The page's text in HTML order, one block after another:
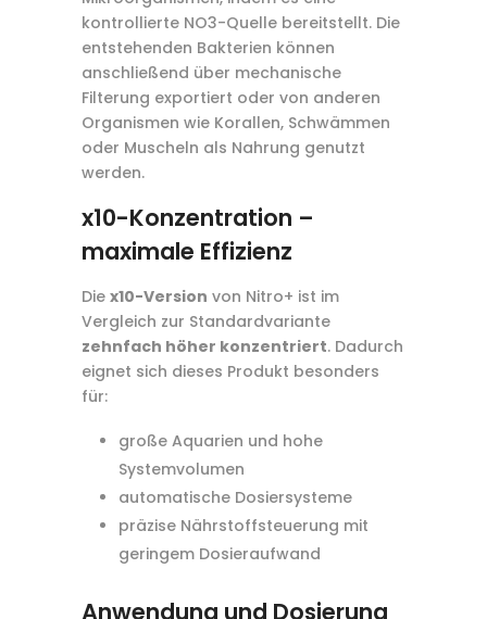
kontrollierte NO3-Quelle bereitstellt. Die
entstehenden Bakterien können
anschließend über mechanische
Filterung exportiert oder von anderen
Organismen wie Korallen, Schwämmen
oder Muscheln als Nahrung genutzt
werden.
x10-Konzentration –
maximale Effizienz
Die x10-Version von Nitro+ ist im
Vergleich zur Standardvariante
zehnfach höher konzentriert. Dadurch
eignet sich dieses Produkt besonders
für:
große Aquarien und hohe
Systemvolumen
automatische Dosiersysteme
präzise Nährstoffsteuerung mit
geringem Dosieraufwand
Anwendung und Dosierung